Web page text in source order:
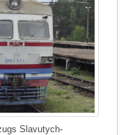
Slavutych-